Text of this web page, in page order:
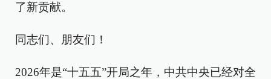
了新贡献。
同志们、朋友们！
2026年是“十五五”开局之年，中共中央已经对全